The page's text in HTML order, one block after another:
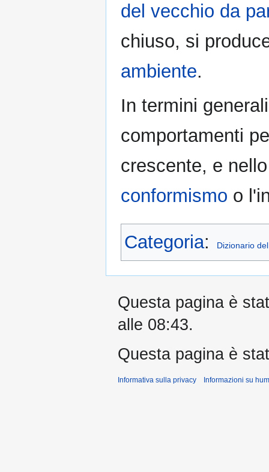
del vecchio da
chiuso, si
ambiente.
In termini
comportamenti
crescente, e
conformismo o
Categoria: Dizionario
Questa pagina è
alle 08:43.
Questa pagina è
Informativa sulla privacy Informazioni su